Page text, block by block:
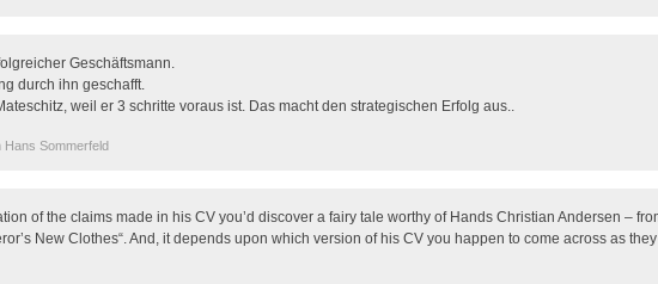
Geschäftsmann.
durch ihn geschafft.
weil er 3 schritte voraus ist. Das macht den strategischen Erfolg aus..
Hans Sommerfeld
of the claims made in his CV you’d discover a fairy tale worthy of Hands Christian Andersen –
New Clothes“. And, it depends upon which version of his CV you happen to come across as